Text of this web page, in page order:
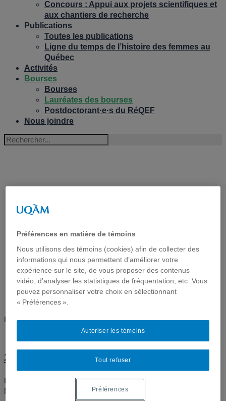
Concours : Appui aux projets scientifiques et
aux chantiers de recherche
Publications
Toutes les publications
Ligne du temps de l’histoire des femmes au
Québec
Activités
Bourses
Bourses
Lauréates des bourses
Postdoctorant·e·s du RéQEF
Nous joindre
LAURÉATES
DES
BOURSES
Découvrez les lauréates de nos bourses.
2025-2026
Post-doctorat : Maude Jodoin-Léveillée(Université de
Montréal/Cornell University)
Préférences en matière de témoins
Nous utilisons des témoins (cookies) afin de collecter des
informations qui nous permettent d’améliorer votre
expérience sur le site, de vous proposer des contenus
vidéo, d’analyser les statistiques de fréquentation, etc. Vous
pouvez personnaliser votre choix en sélectionnant
« Préférences ».
Tout refuser
Autoriser les témoins
Préférences